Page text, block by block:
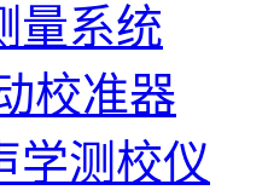
量系统
校准器
学测校仪